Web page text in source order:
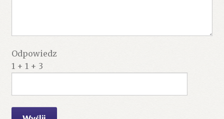
Odpowiedz
1 + 1 + 3